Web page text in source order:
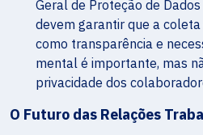
Geral de Proteção de Dados
devem garantir que a
como transparência e
mental é importante, mas
privacidade dos
O Futuro das Relações